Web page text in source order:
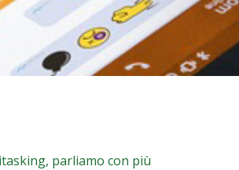
parliamo con più